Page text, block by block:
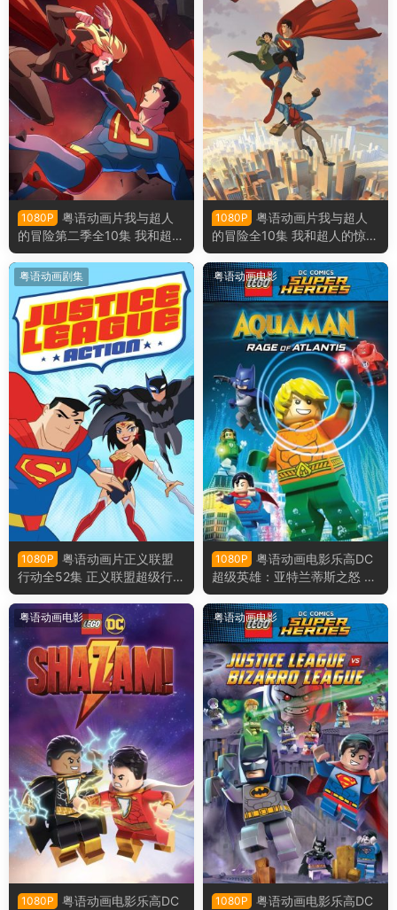
1080P
粤语动画片我与超人
的冒险第二季全10集 我和超人
的惊奇冒险第二季粤语版
1080P
粤语动画片我与超人
的冒险全10集 我和超人的惊奇
冒险粤语版
粤语动画剧集
1080P
粤语动画片正义联盟
行动全52集 正义联盟超级行动
粤语版
粤语动画电影
1080P
粤语动画电影乐高DC
超级英雄：亚特兰蒂斯之怒 乐
高DC超级英雄︰水行侠︰亚特
兰提斯之怒粤语版
粤语动画电影
1080P 粤语动画电影乐高DC
粤语动画电影
1080P 粤语动画电影乐高DC